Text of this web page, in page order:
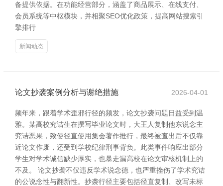
备提供依据。在功能经营部分，涵盖了商品展示、在线支付、
会员系统等中枢模块，并相聚SEO优化政策，提高网站搜索引
擎排行
新闻动态
论文抄袭案例分析与谢绝措施 2026-04-01
频年来，跟着学术歪邪行径的频发，论文抄袭问题日益受到温
雅。某高校究诘生在撰写毕业论文时，大王人复制他东说念主
究诘恶果，致使径直使用集会著作推行，最终被查出后不仅靠
近论文作废，还受到学校纪律刑事背负。此类事件响应出部分
学生对学术诚信缺少厚实，也暴走漏高校在论文审核机制上的
不及。 论文抄袭不仅违反学术说念德，也严重挫伤了学术究诘
的公说念性与翻新性。抄袭行径主要包括径直复制、改写未标